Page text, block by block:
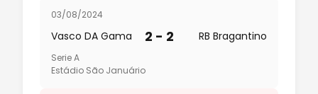
03/08/2024
Vasco DA Gama 2 - 2 RB Bragantino
Serie A
Estádio São Januário